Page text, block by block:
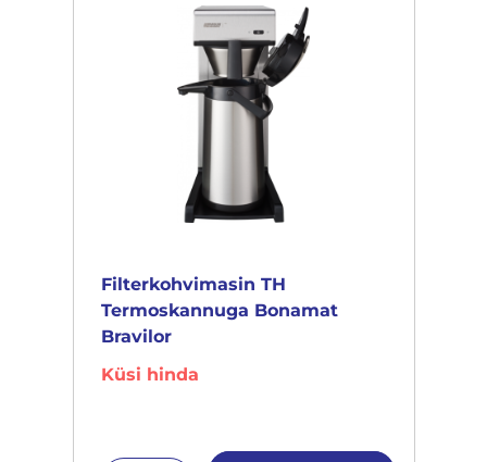
Filterkohvimasin TH
Termoskannuga Bonamat
Bravilor
Küsi hinda